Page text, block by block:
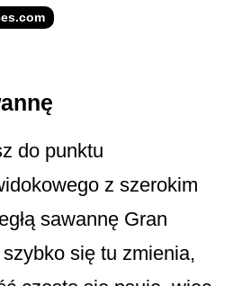
do punktu
z szerokim
sawannę Gran
się tu zmienia,